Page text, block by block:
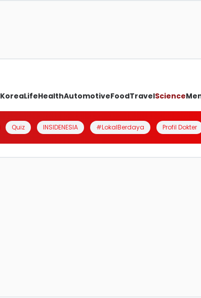
KoreaLifeHealthAutomotiveFoodTravelScience
Quiz INSIDENESIA #LokalBerdaya Profil Dokter